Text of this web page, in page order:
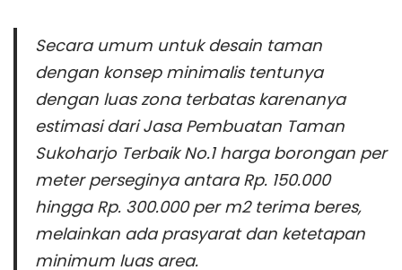
Secara umum untuk desain taman
dengan konsep minimalis tentunya
dengan luas zona terbatas karenanya
estimasi dari Jasa Pembuatan Taman
Sukoharjo Terbaik No.1 harga borongan per
meter perseginya antara Rp. 150.000
hingga Rp. 300.000 per m2 terima beres,
melainkan ada prasyarat dan ketetapan
minimum luas area.